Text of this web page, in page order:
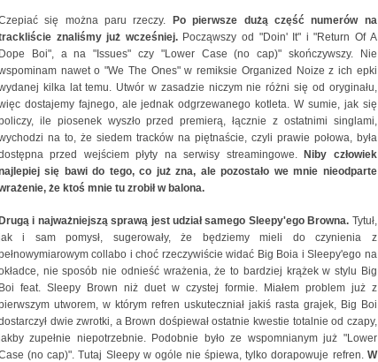
się można paru rzeczy.
Po pierwsze dużą część numerów na
znaliśmy już wcześniej.Począwszy od "Doin' It" i "Return Of A
Dope Boi", a na "Issues" czy "Lower Case (no cap)" skończywszy. Nie
nawet o "We The Ones" w remiksie Organized Noize z ich epki
kilka lat temu. Utwór w zasadzie niczym nie różni się od oryginału,
dostajemy fajnego, ale jednak odgrzewanego kotleta. W sumie, jak się
ile piosenek wyszło przed premierą, łącznie z ostatnimi singlami,
na to, że siedem tracków na piętnaście, czyli prawie połowa, była
przed wejściem płyty na serwisy streamingowe.
Niby człowiek
się bawi do tego, co już zna, ale pozostało we mnie nieodparte
że ktoś mnie tu zrobił w balona.
Drugą i najważniejszą sprawą jest udział samego Sleepy'ego Browna. Tytuł,
i sam pomysł, sugerowały, że będziemy mieli do czynienia z
collabo i choć rzeczywiście widać Big Boia i Sleepy'ego na
nie sposób nie odnieść wrażenia, że to bardziej krążek w stylu Big
Boi feat. Sleepy Brown niż duet w czystej formie. Miałem problem już z
utworem, w którym refren uskuteczniał jakiś rasta grajek, Big Boi
dwie zwrotki, a Brown dośpiewał ostatnie kwestie totalnie od czapy,
zupełnie niepotrzebnie. Podobnie było ze wspomnianym już "Lower
(no cap)". Tutaj Sleepy w ogóle nie śpiewa, tylko dorapowuje refren. W